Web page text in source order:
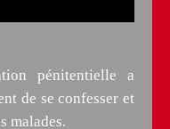
pénitentielle a
de se confesser et
malades.